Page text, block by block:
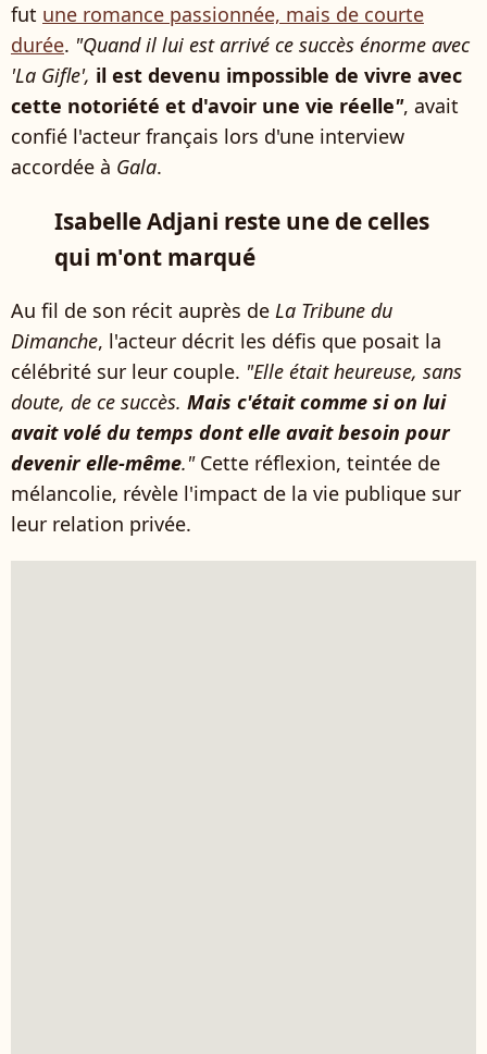
fut une romance passionnée, mais de courte
durée. "Quand il lui est arrivé ce succès énorme avec
'La Gifle', il est devenu impossible de vivre avec
cette notoriété et d'avoir une vie réelle", avait
confié l'acteur français lors d'une interview
accordée à Gala.
Isabelle Adjani reste une de celles
qui m'ont marqué
Au fil de son récit auprès de La Tribune du
Dimanche, l'acteur décrit les défis que posait la
célébrité sur leur couple. "Elle était heureuse, sans
doute, de ce succès. Mais c'était comme si on lui
avait volé du temps dont elle avait besoin pour
devenir elle-même."Cette réflexion, teintée de
mélancolie, révèle l'impact de la vie publique sur
leur relation privée.